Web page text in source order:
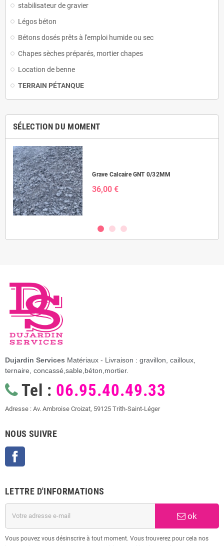
stabilisateur de gravier
Légos béton
Bétons dosés prêts à l'emploi humide ou sec
Chapes sèches préparés, mortier chapes
Location de benne
TERRAIN PÉTANQUE
SÉLECTION DU MOMENT
Grave Calcaire GNT 0/32MM
36,00 €
Dujardin Services Matériaux - Livraison : gravillon, cailloux,
ternaire, concassé,sable,béton,mortier.
Tel : 06.95.40.49.33
Adresse : Av. Ambroise Croizat, 59125 Trith-Saint-Léger
NOUS SUIVRE
LETTRE D'INFORMATIONS
ok
Vous pouvez vous désinscrire à tout moment. Vous trouverez pour cela nos